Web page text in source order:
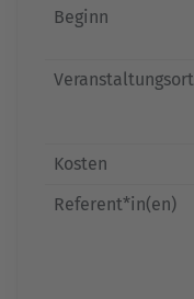
Beginn
Veranstaltungsort
Kosten
Referent*in(en)